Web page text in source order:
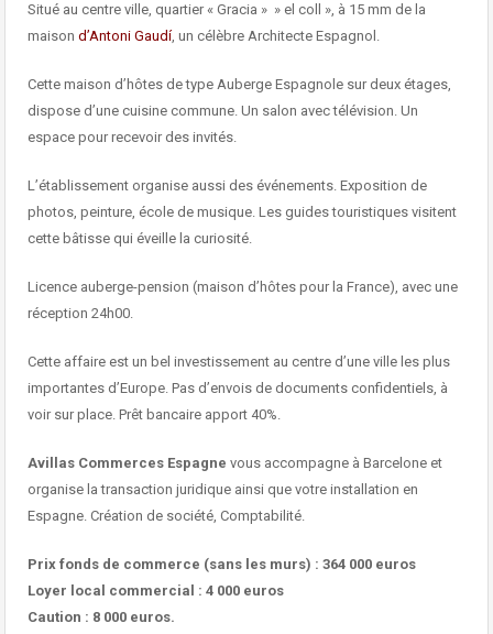
Situé au centre ville, quartier « Gracia » » el coll », à 15 mm de la
maison d’Antoni Gaudí, un célèbre Architecte Espagnol.
Cette maison d’hôtes de type Auberge Espagnole sur deux étages,
dispose d’une cuisine commune. Un salon avec télévision. Un
espace pour recevoir des invités.
L’établissement organise aussi des événements. Exposition de
photos, peinture, école de musique. Les guides touristiques visitent
cette bâtisse qui éveille la curiosité.
Licence auberge-pension (maison d’hôtes pour la France), avec une
réception 24h00.
Cette affaire est un bel investissement au centre d’une ville les plus
importantes d’Europe. Pas d’envois de documents confidentiels, à
voir sur place. Prêt bancaire apport 40%.
Avillas Commerces Espagne vous accompagne à Barcelone et
organise la transaction juridique ainsi que votre installation en
Espagne. Création de société, Comptabilité.
Prix fonds de commerce (sans les murs) : 364 000 euros
Loyer local commercial : 4 000 euros
Caution : 8 000 euros.